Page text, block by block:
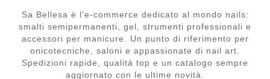
Sa Bellesa è l’e-commerce dedicato al mondo nails:
smalti semipermanenti, gel, strumenti professionali e
accessori per manicure. Un punto di riferimento per
onicotecniche, saloni e appassionate di nail art.
Spedizioni rapide, qualità top e un catalogo sempre
aggiornato con le ultime novità.